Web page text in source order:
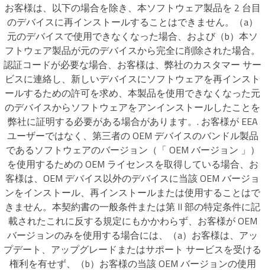
お客様は、以下の場合を除き、本ソフトウェア製品を 2 台目
のデバイスに再インストールすることはできません。（a）
元のデバイスで使用できなくなった場合、および（b）本ソ
フトウェア製品が元のデバイスから完全に削除された場合。
認証コードが必要な場合、お客様は、弊社のカスタマー サー
ビスに連絡し、新しいデバイスにソフトウェアを再インスト
ールするための許可を求め、本製品を使用できなくなった元
のデバイスからソフトウェアをアンインストールしたことを
弊社に証明する必要がある場合があります。. お客様が EEA
ユーザーではなく、第三者の OEM デバイスのバンドル製品
であるソフトウェアのバージョン（「 OEM バージョン 」）
を使用するための OEM ライセンスを取得している場合、お
客様は、OEM デバイス以外のデバイスに当該 OEM バージョ
ンをインストール、再インストールまたは使用することはで
きません。本契約書の一般条件または第 II 部の特定条件に記
載されたこれに反する規定にもかかわらず、お客様が OEM
バージョンのみを使用する場合には、（a）お客様は、アッ
プデート、アップグレードまたはサポート サービスを受ける
権利を有せず、（b）お客様の当該 OEM バージョンの使用